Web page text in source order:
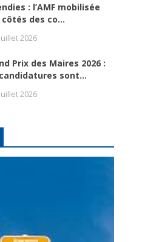
: l’AMF mobilisée
côtés des co...
2026
Prix des Maires 2026 :
sont...
2026